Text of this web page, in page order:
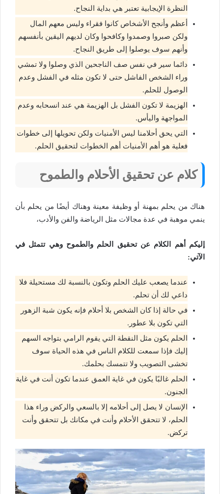
النظرة الإيجابية تعتبر هي بداية النجاح.
أعظم وأنجح الأشخاص كانوا فقراء وليس معهم المال
ولكن صبروا وصمدوا وكافحوا وكان لديهم اليقين بأنفسهم
وأنهم سوف يوصلوا إلى طريق النجاح.
دائما سير في نفس صف الناجحين الذي وصلوا ولا تمشي
وراء الشخص الفاشل حتى لا تكون مثله في الفشل وعدم
الوصول للحلم.
الهزيمة لا تكون الفشل بل الهزيمة هي عند انسحابه وعدم
المواجهة واليأس.
التي يحق أحلامنا ليس الأمنيات ولكن تحويلها إلى خطوات
فعلية هو أهم الأمنيات أهم الخطوات لتحقيق الحلم.
كلام عن تحقيق الأحلام والطموح
هناك من يحلم بمهنة أو وظيفة معينة وهناك أيضًا من يحلم بأن
ينمي موهبة في عدة مجالات مثل الرياضة والفن والأدب،
إليكم أهم الكلام عن تحقيق الحلم والطموح وهي تتمثل في
الآتي:
عندما يصعب عليك الحلم وتكون بالنسبة لك مستحيلة فلا
داعي لك أن تحلم.
في حالة إذا كان الشخص بلا أحلام فإنه يكون شبة الزهور
التي تكون بلا عطور.
الحلم يكون مثل النقطة التي يقوم الرامي بتواجه السهم
إليك فإذا سمعت للكلام الناس في هذه الحياة سوف
تخشى التصويب ولا تتمسك بحلمك.
الحلم غالبًا يكون في غاية العمق عندما تكون أنت في غاية
الجنون.
الإنسان لا يصل إلى أحلامه إلا بالسعي والركض وراء هذا
الحلم، لا تتحقق الأحلام وأنت في مكانك بل تتحقق وأنت
تركض.